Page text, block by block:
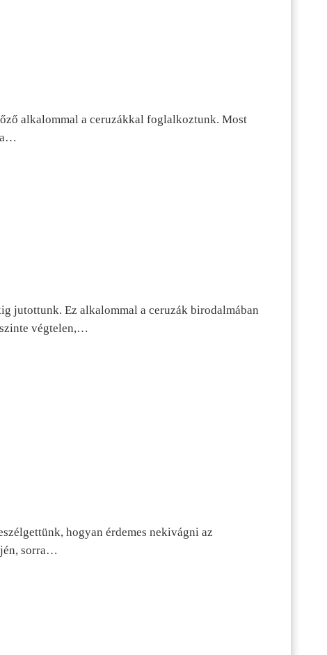
alkalommal a ceruzákkal foglalkoztunk. Most
a…
jutottunk. Ez alkalommal a ceruzák birodalmában
végtelen,…
hogyan érdemes nekivágni az
sorra…